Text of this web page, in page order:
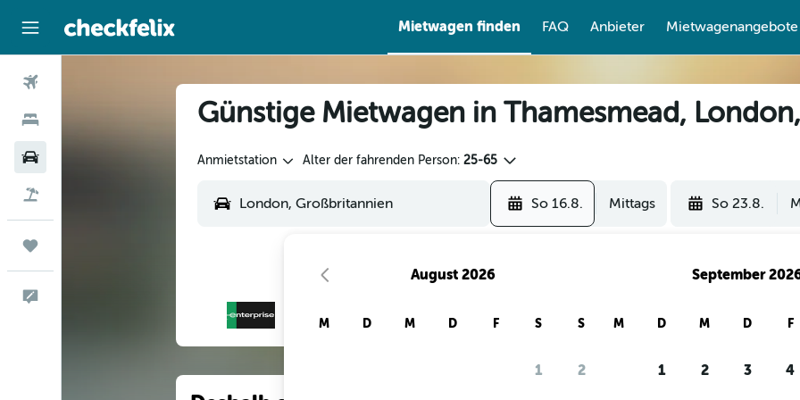
Mietwagen finden FAQ Anbieter Mietwagenangebote
Günstige Mietwagen in Thamesmead,
Anmietstation Alter der fahrenden Person: 25-65
So 16.8. Mittags So 23.8.
August 2026
M D M D F S S
1 2
September
M D M D F
1 2 3 4